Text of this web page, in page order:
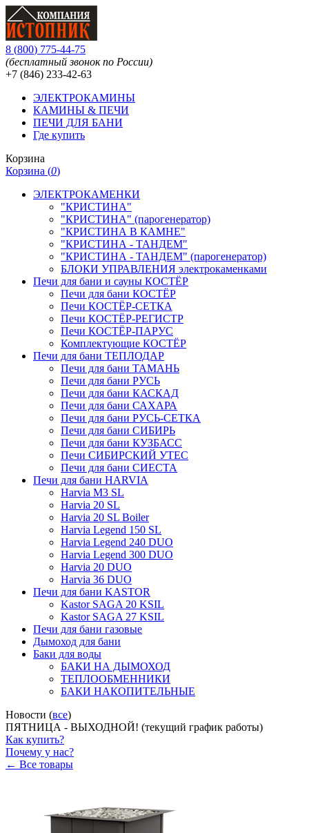
8 (800) 775-44-75
(бесплатный звонок по России)
+7 (846) 233-42-63
ЭЛЕКТРОКАМИНЫ
КАМИНЫ & ПЕЧИ
ПЕЧИ ДЛЯ БАНИ
Где купить
Корзина
Корзина (0)
ЭЛЕКТРОКАМЕНКИ
"КРИСТИНА"
"КРИСТИНА" (парогенератор)
"КРИСТИНА В КАМНЕ"
"КРИСТИНА - ТАНДЕМ"
"КРИСТИНА - ТАНДЕМ" (парогенератор)
БЛОКИ УПРАВЛЕНИЯ электрокаменками
Печи для бани и сауны КОСТЁР
Печи для бани КОСТЁР
Печи КОСТЁР-СЕТКА
Печи КОСТЁР-РЕГИСТР
Печи КОСТЁР-ПАРУС
Комплектующие КОСТЁР
Печи для бани ТЕПЛОДАР
Печи для бани ТАМАНЬ
Печи для бани РУСЬ
Печи для бани КАСКАД
Печи для бани САХАРА
Печи для бани РУСЬ-СЕТКА
Печи для бани СИБИРЬ
Печи для бани КУЗБАСС
Печи СИБИРСКИЙ УТЕС
Печи для бани СИЕСТА
Печи для бани HARVIA
Harvia M3 SL
Harvia 20 SL
Harvia 20 SL Boiler
Harvia Legend 150 SL
Harvia Legend 240 DUO
Harvia Legend 300 DUO
Harvia 20 DUO
Harvia 36 DUO
Печи для бани KASTOR
Kastor SAGA 20 KSIL
Kastor SAGA 27 KSIL
Печи для бани газовые
Дымоход для бани
Баки для воды
БАКИ НА ДЫМОХОД
ТЕПЛООБМЕННИКИ
БАКИ НАКОПИТЕЛЬНЫЕ
Новости (все)
ПЯТНИЦА - ВЫХОДНОЙ! (текущий график работы)
Как купить?
Почему у нас?
← Все товары